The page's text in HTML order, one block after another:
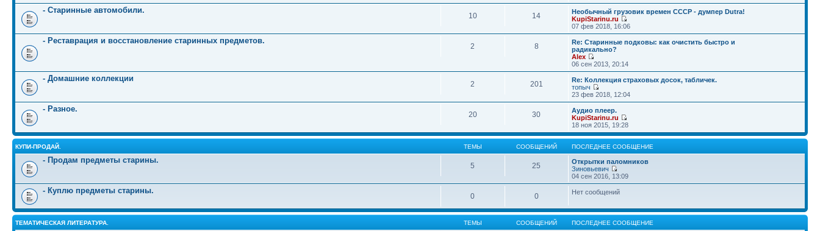
- Старинные автомобили.
10 14
Необычный грузовик времен СССР - думпер Dutra!
KupiStarinu.ru
07 фев 2018, 16:06
- Реставрация и восстановление старинных предметов.
2 8
Re: Старинные подковы: как очистить быстро и
радикально?
Alex
06 сен 2013, 20:14
- Домашние коллекции
2 201
Re: Коллекция страховых досок, табличек.
топыч
23 фев 2018, 12:04
- Разное.
20 30
Аудио плеер.
KupiStarinu.ru
18 ноя 2015, 19:28
КУПИ-ПРОДАЙ. ТЕМЫ СООБЩЕНИЙ ПОСЛЕДНЕЕ СООБЩЕНИЕ
- Продам предметы старины.
5 25
Открытки паломников
Зиновьевич
04 сен 2016, 13:09
- Куплю предметы старины.
0 0 Нет сообщений
ТЕМАТИЧЕСКАЯ ЛИТЕРАТУРА. ТЕМЫ СООБЩЕНИЙ ПОСЛЕДНЕЕ СООБЩЕНИЕ